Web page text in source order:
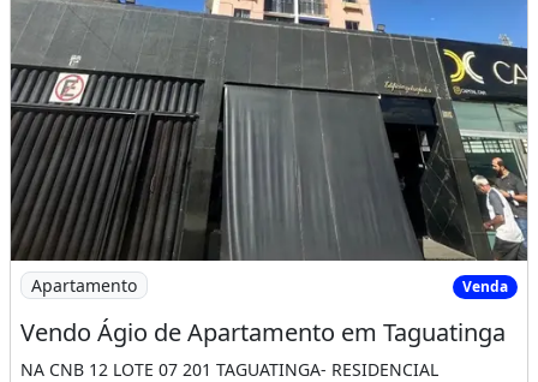
Imagem: Vendo Ágio de Apartamento em Taguatinga
Apartamento Venda
Vendo Ágio de Apartamento em Taguatinga
NA CNB 12 LOTE 07 201 TAGUATINGA- RESIDENCIAL